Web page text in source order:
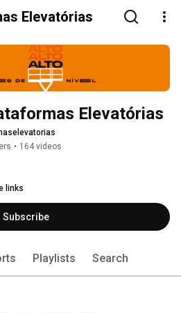
Elevatórias
Elevatórias
• 164 videos
links
Subscribe
Playlists Search